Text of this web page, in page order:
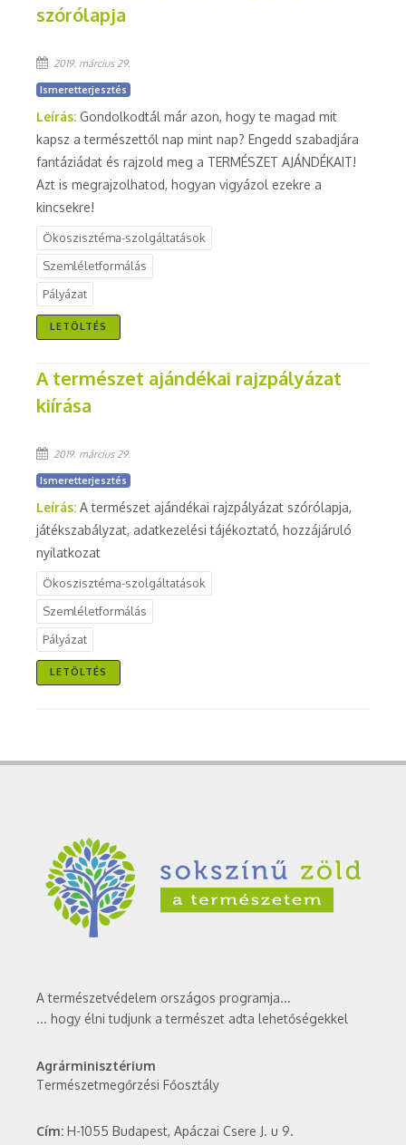
szórólapja
2019. március 29.
Ismeretterjesztés
Leírás: Gondolkodtál már azon, hogy te magad mit
kapsz a természettől nap mint nap? Engedd szabadjára
fantáziádat és rajzold meg a TERMÉSZET AJÁNDÉKAIT!
Azt is megrajzolhatod, hogyan vigyázol ezekre a
kincsekre!
Ökoszisztéma-szolgáltatások
Szemléletformálás
Pályázat
LETÖLTÉS
A természet ajándékai rajzpályázat
kiírása
2019. március 29.
Ismeretterjesztés
Leírás: A természet ajándékai rajzpályázat szórólapja,
játékszabályzat, adatkezelési tájékoztató, hozzájáruló
nyilatkozat
Ökoszisztéma-szolgáltatások
Szemléletformálás
Pályázat
LETÖLTÉS
A természetvédelem országos programja...
... hogy élni tudjunk a természet adta lehetőségekkel
Agrárminisztérium
Természetmegőrzési Főosztály
Cím: H-1055 Budapest, Apáczai Csere J. u 9.